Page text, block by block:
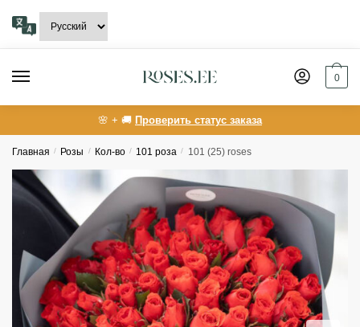
navigation
content
0
🌸 + 🚚 Проверить статус заказа
Главная / Розы / Кол-во / 101 роза / 101 (25) roses